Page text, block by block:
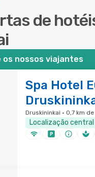
de
os nossos viajantes
Spa Hotel
Druskininkai · 0,7 km
Localização central